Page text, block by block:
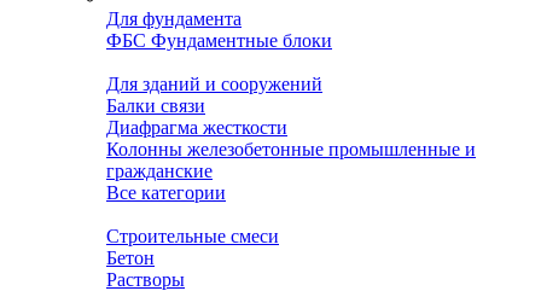
Для фундамента
ФБС Фундаментные блоки
Для зданий и сооружений
Балки связи
Диафрагма жесткости
Колонны железобетонные промышленные и
гражданские
Все категории
Строительные смеси
Бетон
Растворы